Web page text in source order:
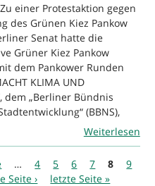
einer Protestaktion gegen
des Grünen Kiez Pankow
Senat hatte die
Grüner Kiez Pankow
dem Pankower Runden
KLIMA UND
dem „Berliner Bündnis
(BBNS),
Weiterlesen
… 4 5 6 7 8
9
Seite › letzte Seite »